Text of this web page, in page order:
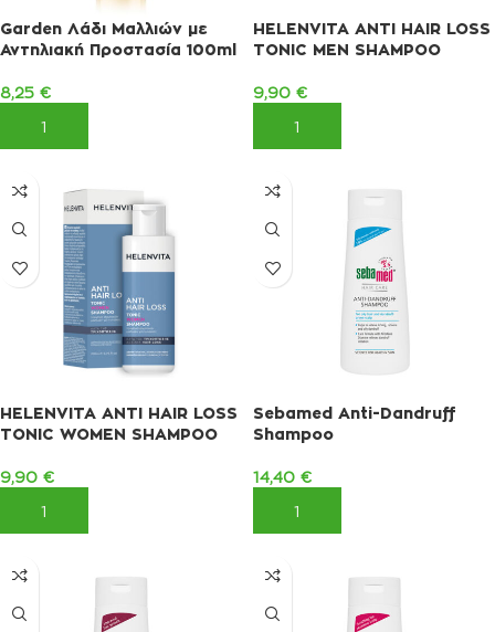
Garden Λάδι Μαλλιών με
Αντηλιακή Προστασία 100ml
8,25 €
ΠΡΟΣΘΉΚΗ ΣΤΟ ΚΑΛΆΘΙ
HELENVITA ANTI HAIR LOSS
TONIC MEN SHAMPOO
9,90 €
ΠΡΟΣΘΉΚΗ ΣΤΟ ΚΑΛΆΘΙ
HELENVITA ANTI HAIR LOSS
TONIC WOMEN SHAMPOO
9,90 €
ΠΡΟΣΘΉΚΗ ΣΤΟ ΚΑΛΆΘΙ
Sebamed Anti-Dandruff
Shampoo
14,40 €
ΠΡΟΣΘΉΚΗ ΣΤΟ ΚΑΛΆΘΙ